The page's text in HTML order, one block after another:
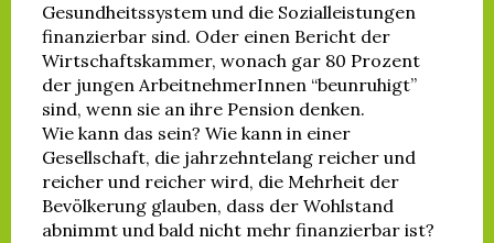
Gesundheitssystem und die Sozialleistungen
finanzierbar sind. Oder einen Bericht der
Wirtschaftskammer, wonach gar 80 Prozent
der jungen ArbeitnehmerInnen “beunruhigt”
sind, wenn sie an ihre Pension denken.
Wie kann das sein? Wie kann in einer
Gesellschaft, die jahrzehntelang reicher und
reicher und reicher wird, die Mehrheit der
Bevölkerung glauben, dass der Wohlstand
abnimmt und bald nicht mehr finanzierbar ist?